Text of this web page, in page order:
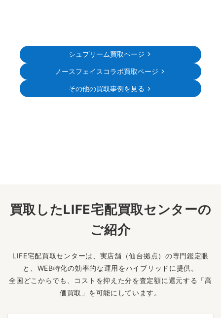
シュプリーム買取ページ
ノースフェイスコラボ買取ページ
その他の買取事例を見る
買取したLIFE宅配買取センターの
ご紹介
LIFE宅配買取センターは、実店舗（仙台拠点）の専門鑑定眼
と、WEB特化の効率的な運用をハイブリッドに提供。
全国どこからでも、コストを抑えた分を査定額に還元する「高
価買取」を可能にしています。